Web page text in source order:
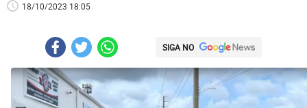
18/10/2023 18:05
SIGA NO